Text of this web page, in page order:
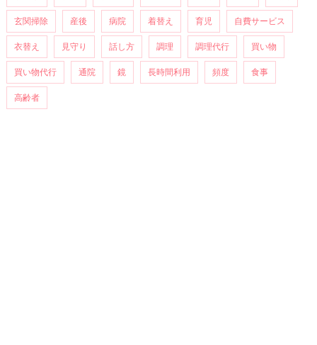
玄関掃除 産後 病院 着替え 育児 自費サービス
衣替え 見守り 話し方 調理 調理代行 買い物
買い物代行 通院 鏡 長時間利用 頻度 食事
高齢者